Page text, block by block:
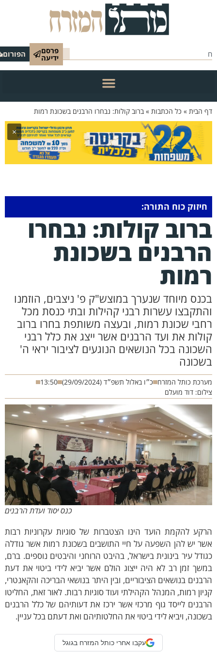
פרסם
ידיעה הפורום
הבית»כל הכתבות»ברוב קולות: נבחרו הרבנים בשכונת רמות
×
חיזוק כוח התורה:
קולות: נבחרו
בשכונת
מיוחד שנערך במוצש"ק פ' ניצבים, הוזמנו
עשרות רבני קהילות ובתי כנסת מכל
שכונת רמות, ובעצה משותפת בחרו ברוב
את ועד הרבנים אשר ייצג את כלל רבני
בכל הנושאים הנוגעים לציבור יראי ה'
כותל המזרח כ״ו באלול תשפ״ד (29/09/2024)
13:50
דוד מועלם
כנס יסוד ועדת הרבנים
להקמת הועד הינו הצטברות של סוגיות עקרוניות רבות
יש להן השפעה על חיי התושבים בשכונת רמות אשר גודלה
עיר בינונית בישראל, בהיבט הרוחני והיבטים נוספים. ברם,
זמן רב לא היה ייצוג הולם אשר יביא לידי ביטוי את דעת
בנושאים הציבוריים, ובין היתר בנושאי הבריכה והקאנטרי,
רמות, המנהל הקהילתי ועוד סוגיות רבות. לאור זאת, החליטו
לייסד גוף מרכזי אשר ירכז את דעותיהם של כלל הרבנים
ויביא לידי ביטוי את החלטותיהם ואת דעתם בכל עניין.
עקבו אחרי כותל המזרח בגוגל